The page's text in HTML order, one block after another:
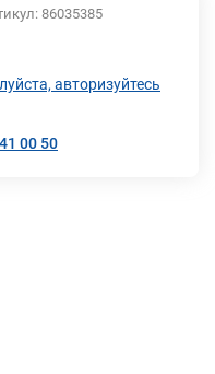
86035385
авторизуйтесь
00 50